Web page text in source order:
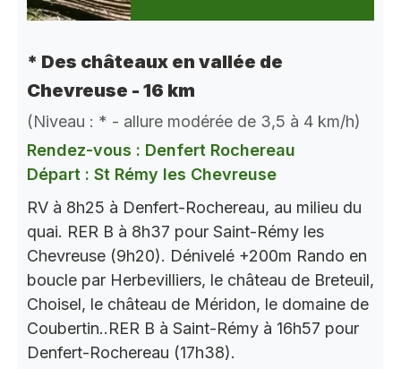
* Des châteaux en vallée de
Chevreuse - 16 km
(Niveau : * - allure modérée de 3,5 à 4 km/h)
Rendez-vous : Denfert Rochereau
Départ : St Rémy les Chevreuse
RV à 8h25 à Denfert-Rochereau, au milieu du
quai. RER B à 8h37 pour Saint-Rémy les
Chevreuse (9h20). Dénivelé +200m Rando en
boucle par Herbevilliers, le château de Breteuil,
Choisel, le château de Méridon, le domaine de
Coubertin..RER B à Saint-Rémy à 16h57 pour
Denfert-Rochereau (17h38).